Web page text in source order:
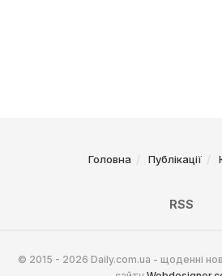
Головна Публікації
RSS
© 2015 - 2026 Daily.com.ua - щоденні